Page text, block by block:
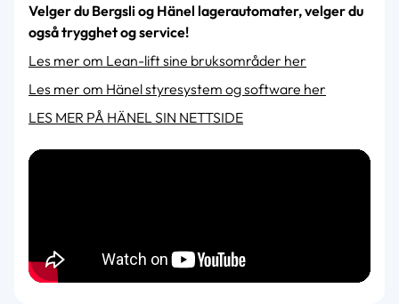
Velger du Bergsli og Hänel lagerautomater, velger du
også trygghet og service!
Les mer om Lean-lift sine bruksområder her
Les mer om Hänel styresystem og software her
LES MER PÅ HÄNEL SIN NETTSIDE